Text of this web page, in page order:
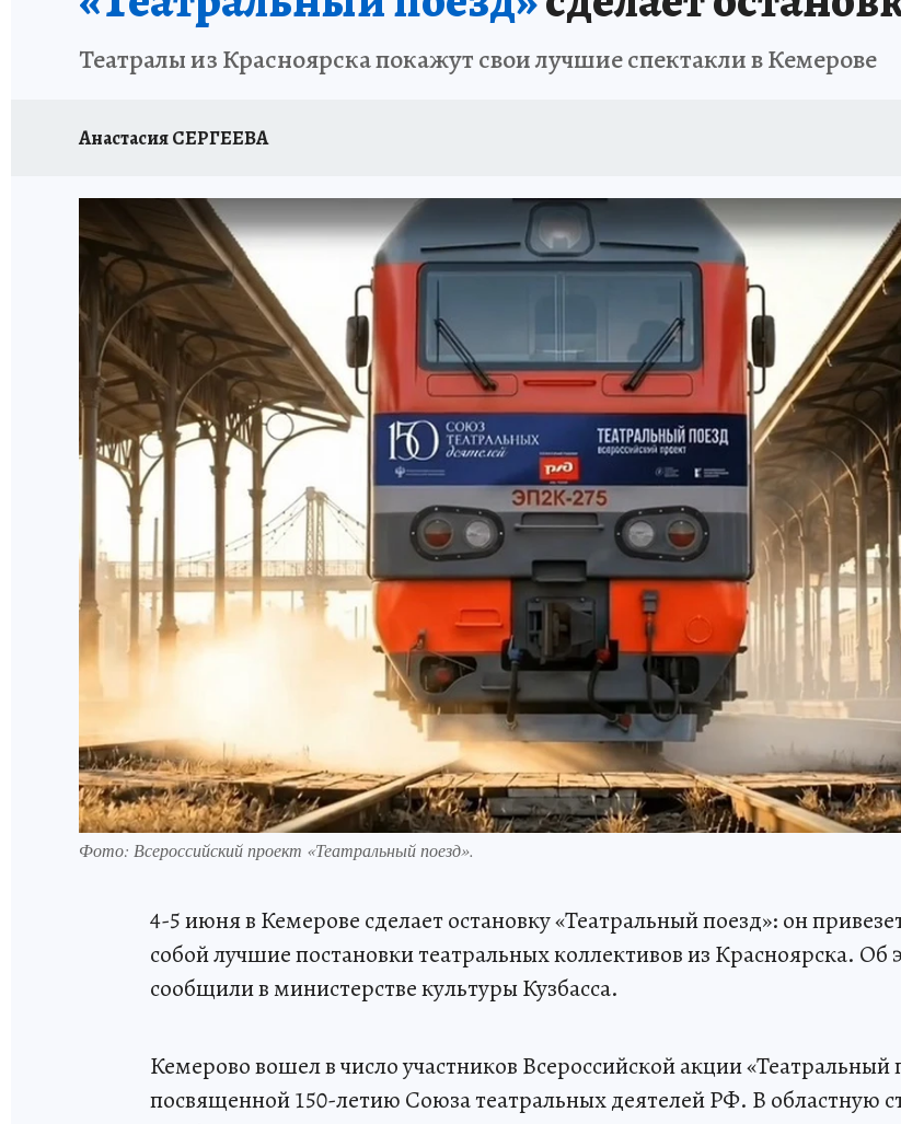
Театралы из Красноярска покажут свои лучшие спектакли в Кемерове
Анастасия СЕРГЕЕВА
Фото: Всероссийский проект «Театральный поезд».
4-5 июня в Кемерове сделает остановку «Театральный поезд»: он
собой лучшие постановки театральных коллективов из Красноярска. Об
сообщили в министерстве культуры Кузбасса.
Кемерово вошел в число участников Всероссийской акции «Театральный
посвященной 150-летию Союза театральных деятелей РФ. В областную